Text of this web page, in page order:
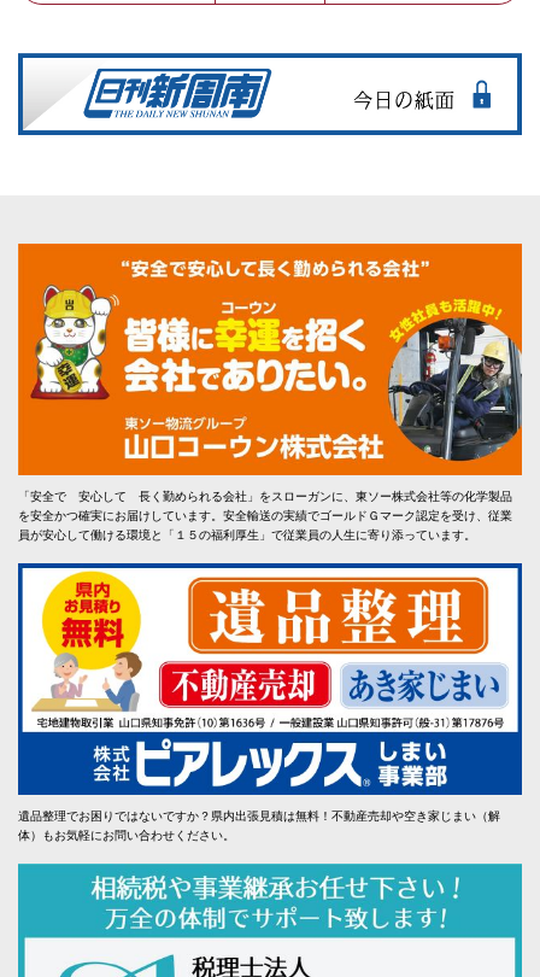
「安全で 安心して 長く勤められる会社」をスローガンに、東ソー株式会社等の化学製品
を安全かつ確実にお届けしています。安全輸送の実績でゴールドＧマーク認定を受け、従業
員が安心して働ける環境と「１５の福利厚生」で従業員の人生に寄り添っています。
遺品整理でお困りではないですか？県内出張見積は無料！不動産売却や空き家じまい（解
体）もお気軽にお問い合わせください。